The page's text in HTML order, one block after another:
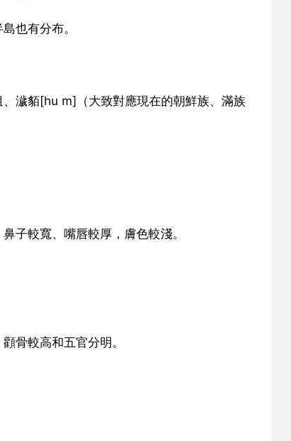
也有分布。
濊貊[hu m]（大致對應現在的朝鮮族、滿族
子較寬、嘴唇較厚，膚色較淺。
骨較高和五官分明。